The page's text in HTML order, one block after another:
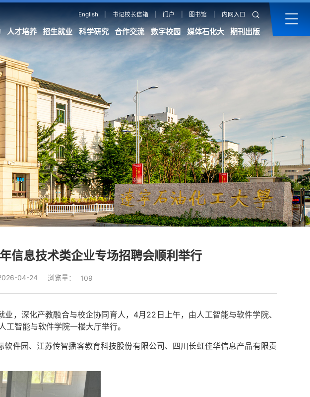
English 书记校长信箱 门户 图书馆 内网入口
人才培养 招生就业 科学研究 合作交流 数字校园 媒体石化大 期刊出版
息技术类企业专场招聘会顺利举行
04-24 浏览量： 109
业，深化产教融合与校企协同育人，4月22日上午，由人工智能与软件学院、
智能与软件学院一楼大厅举行。
件园、江苏传智播客教育科技股份有限公司、四川长虹佳华信息产品有限责